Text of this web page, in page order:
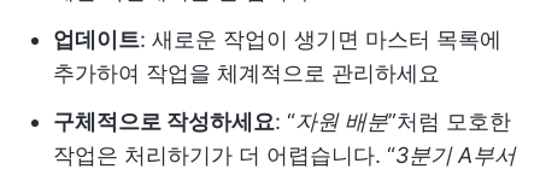
업데이트: 새로운 작업이 생기면 마스터 목록에
추가하여 작업을 체계적으로 관리하세요
구체적으로 작성하세요: “자원 배분”처럼 모호한
작업은 처리하기가 더 어렵습니다. “3분기 A부서